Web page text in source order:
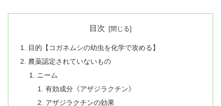
目次
目的【コガネムシの幼虫を化学で攻める】
農薬認定されていないもの
ニーム
有効成分《アザジラクチン》
アザジラクチンの効果